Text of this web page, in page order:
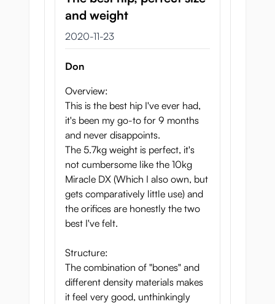
and weight
23 november 2020
2020-11-23
Don
Overview:
This is the best hip I've ever had,
it's been my go-to for 9 months
and never disappoints.
The 5.7kg weight is perfect, it's
not cumbersome like the 10kg
Miracle DX (Which I also own, but
gets comparatively little use) and
the orifices are honestly the two
best I've felt.
Structure:
The combination of "bones" and
different density materials makes
it feel very good, unthinkingly